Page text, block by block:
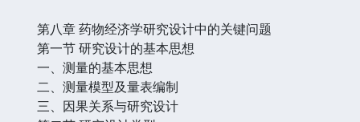
第八章 药物经济学研究设计中的关键问题
第一节 研究设计的基本思想
一、测量的基本思想
二、测量模型及量表编制
三、因果关系与研究设计